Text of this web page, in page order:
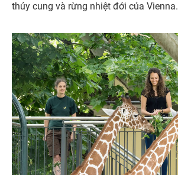
thủy cung và rừng nhiệt đới của Vienna.